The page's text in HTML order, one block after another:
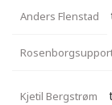
Anders Flenstad
Kjetil Bergstrøm